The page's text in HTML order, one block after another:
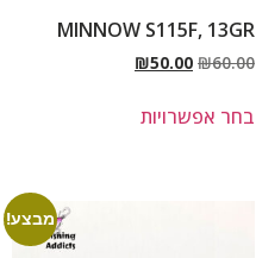
MINNOW S115F, 13GR
₪60.00
₪50.00
בחר אפשרויות
מבצע!